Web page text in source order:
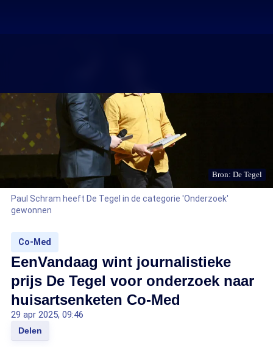
Bron: De Tegel
Paul Schram heeft De Tegel in de categorie 'Onderzoek'
gewonnen
Co-Med
EenVandaag wint journalistieke
prijs De Tegel voor onderzoek naar
huisartsenketen Co-Med
29 apr 2025, 09:46
Delen